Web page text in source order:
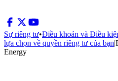
Sự riêng tư•Điều khoản và Điều
lựa chọn về quyền riêng tư của bạn|
Energy